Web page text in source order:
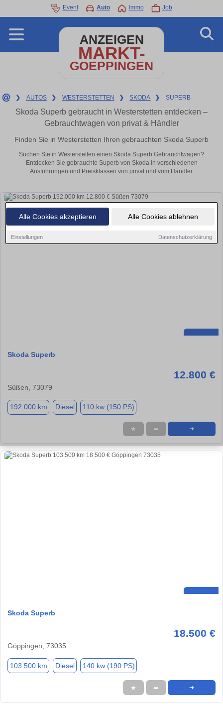
Alle Cookies akzeptieren Alle Cookies ablehnen
Einstellungen Datenschutzerklärung
Event Auto Immo Job
ANZEIGEN
MARKT-
GOEPPINGEN
❯ AUTOS ❯ WESTERSTETTEN ❯ SKODA ❯ SUPERB
Skoda Superb gebraucht in Westerstetten entdecken –
Gebrauchtwagen von privat & Händler
Finden Sie in Westerstetten Ihren gebrauchten Skoda Superb
Suchen Sie in Westerstetten einen Skoda Superb Gebrauchtwagen?
Entdecken Sie gebrauchte Superb von Skoda in verschiedenen
Ausführungen und Preisklassen von privat und vom Händler.
Skoda Superb
12.800 €
Süßen, 73079
192.000 km Diesel 110 kw (150 PS)
★ ➦ ➜
Skoda Superb
18.500 €
Göppingen, 73035
103.500 km Diesel 140 kw (190 PS)
★ ➦ ➜